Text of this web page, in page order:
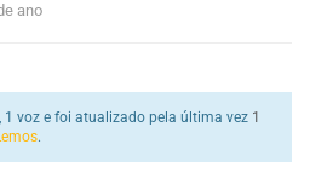
ano
1 voz e foi atualizado pela última vez 1
.